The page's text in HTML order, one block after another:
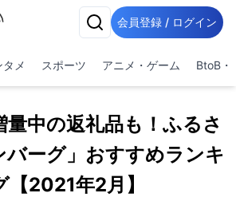
会員登録 / ログイン
タメ スポーツ アニメ・ゲーム BtoB・
量中の返礼品も！ふるさ
バーグ」おすすめランキ
【2021年2月】